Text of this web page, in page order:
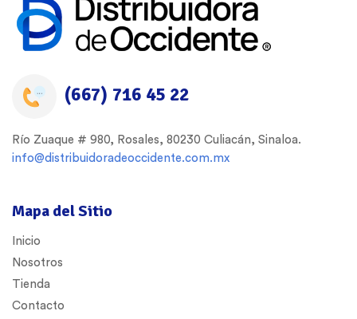
Mapa del Sitio
Inicio
Nosotros
Tienda
Contacto
(667) 716 45 22
Río Zuaque # 980, Rosales, 80230 Culiacán, Sinaloa.
info@distribuidoradeoccidente.com.mx